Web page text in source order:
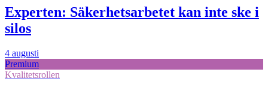
Experten: Säkerhetsarbetet kan inte ske i
silos
4 augusti
Premium
Kvalitetsrollen